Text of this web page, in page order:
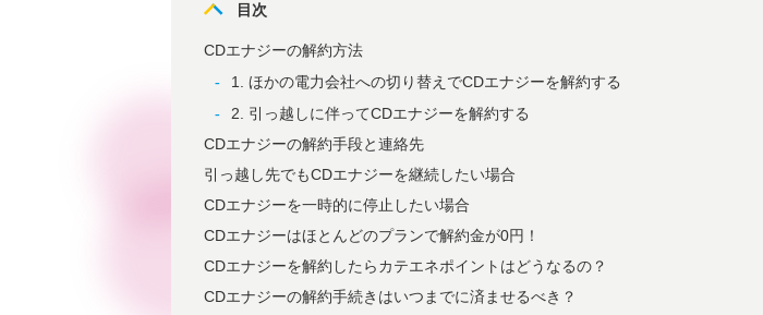
目次
CDエナジーの解約方法
1. ほかの電力会社への切り替えでCDエナジーを解約する
2. 引っ越しに伴ってCDエナジーを解約する
CDエナジーの解約手段と連絡先
引っ越し先でもCDエナジーを継続したい場合
CDエナジーを一時的に停止したい場合
CDエナジーはほとんどのプランで解約金が0円！
CDエナジーを解約したらカテエネポイントはどうなるの？
CDエナジーの解約手続きはいつまでに済ませるべき？